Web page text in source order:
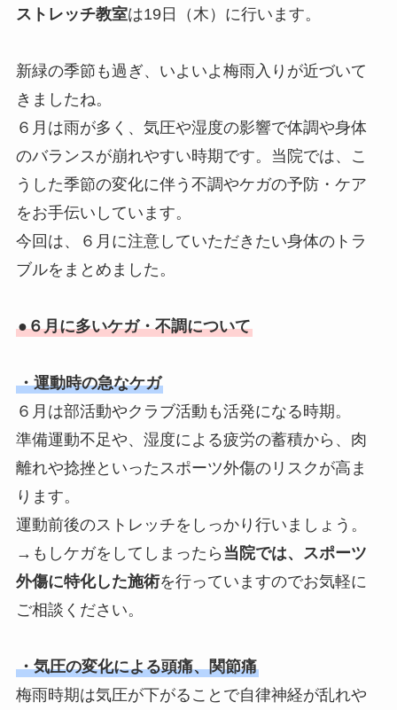
ストレッチ教室は19日（木）に行います。
新緑の季節も過ぎ、いよいよ梅雨入りが近づいて
きましたね。
６月は雨が多く、気圧や湿度の影響で体調や身体
のバランスが崩れやすい時期です。当院では、こ
うした季節の変化に伴う不調やケガの予防・ケア
をお手伝いしています。
今回は、６月に注意していただきたい身体のトラ
ブルをまとめました。
●６月に多いケガ・不調について
・運動時の急なケガ
６月は部活動やクラブ活動も活発になる時期。
準備運動不足や、湿度による疲労の蓄積から、肉
離れや捻挫といったスポーツ外傷のリスクが高ま
ります。
運動前後のストレッチをしっかり行いましょう。
→もしケガをしてしまったら 当院では、スポーツ
外傷に特化した施術を行っていますのでお気軽に
ご相談ください。
・気圧の変化による頭痛、関節痛
梅雨時期は気圧が下がることで自律神経が乱れや